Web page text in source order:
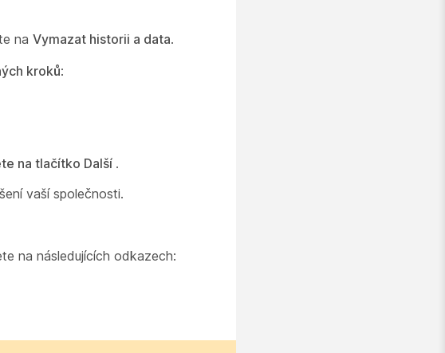
na Vymazat historii a data.
kroků:
na tlačítko Další .
vaší společnosti.
na následujících odkazech: